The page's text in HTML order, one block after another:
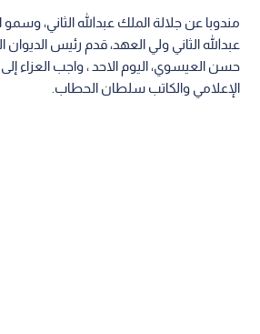
مندوبا عن جلالة الملك عبدالله الثاني،
عبدالله الثاني ولي العهد، قدم رئيس
حسن العيسوي، اليوم الاحد ، واجب العزاء
الإعلامي والكاتب سلطان الحطاب.